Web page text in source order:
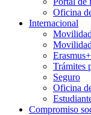
Oficina
Internacional
Erasmus+
Trámites
Seguro
Oficina
Compromiso